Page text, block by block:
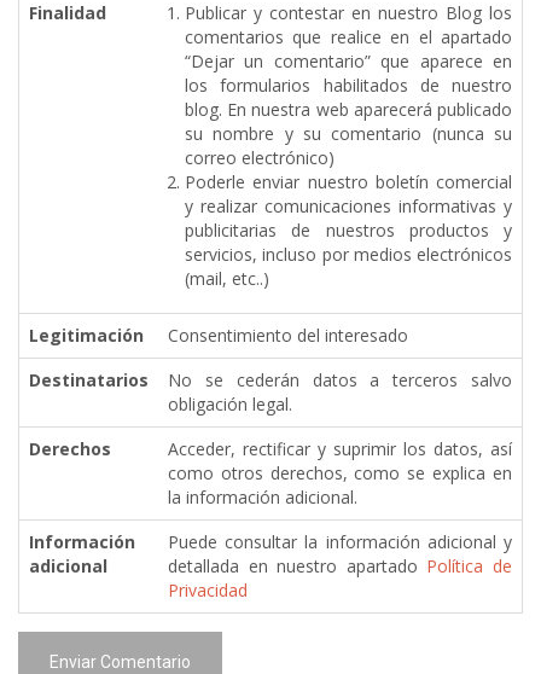
Finalidad
Publicar y contestar en nuestro Blog los
comentarios que realice en el apartado
“Dejar un comentario” que aparece en
los formularios habilitados de nuestro
blog. En nuestra web aparecerá publicado
su nombre y su comentario (nunca su
correo electrónico)
Poderle enviar nuestro boletín comercial
y realizar comunicaciones informativas y
publicitarias de nuestros productos y
servicios, incluso por medios electrónicos
(mail, etc..)
Legitimación
Consentimiento del interesado
Destinatarios
No se cederán datos a terceros salvo
obligación legal.
Derechos
Acceder, rectificar y suprimir los datos, así
como otros derechos, como se explica en
la información adicional.
Información
adicional
Puede consultar la información adicional y
detallada en nuestro apartado Política de
Privacidad
Enviar Comentario